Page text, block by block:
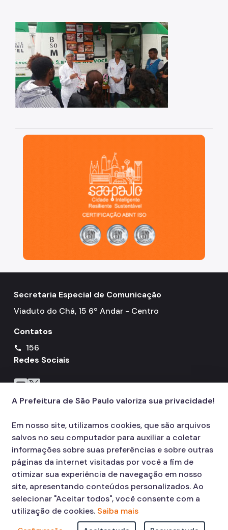
Atendimento à pessoa com deficiência
Ouvidoria de Direitos Humanos
Direitos durante a zeladoria urbana
Guia
São Paulo, cidade inteligente, resiliente e sustentável
Secretaria Especial de Comunicação
Viaduto do Chá, 15 6º Andar - Centro
Contatos
call
156
Redes Sociais
Icone do YouTube
Icone do X
A Prefeitura de São Paulo valoriza sua privacidade!
Em nosso site, utilizamos cookies, que são arquivos
salvos no seu computador para auxiliar a coletar
informações sobre suas preferências e sobre outras
páginas da internet visitadas por você a fim de
otimizar sua experiência de navegação em nosso
site, apresentando conteúdos personalizados. Ao
selecionar "Aceitar todos", você consente com a
utilização de cookies. Saiba mais